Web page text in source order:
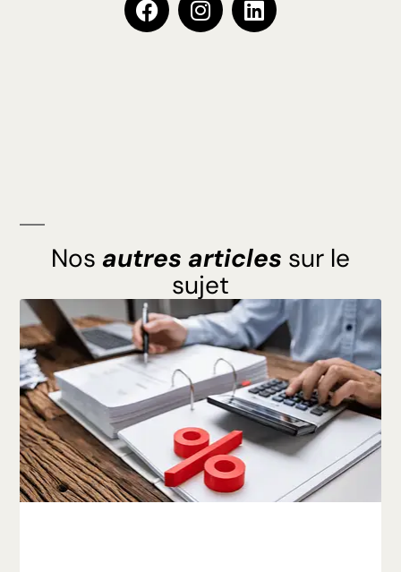
Nos autres articles sur le
sujet